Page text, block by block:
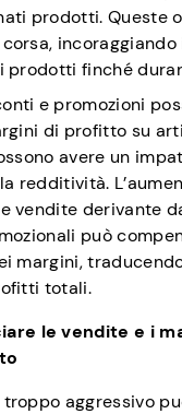
prodotti. Queste
prodotti finché
e promozioni
di profitto su
avere un
redditività.
vendite derivante
può
margini,
totali.
le vendite e i
aggressivo